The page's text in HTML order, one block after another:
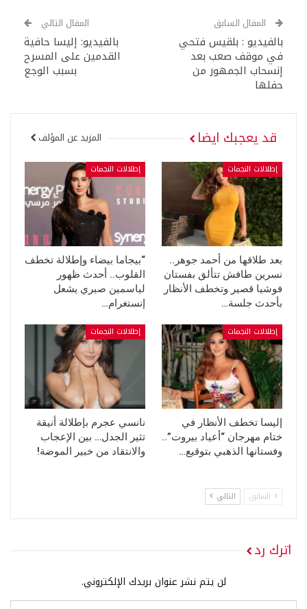
المقال السابق
بالفيديو : بلقيس فتحي
في موقف صعب بعد
إنسحاب الجمهور من
حفلها
المقال التالي
بالفيديو: إليسا حافية
القدمين على المسرح
بسبب الوجع
قد يعجبك ايضا المزيد عن المؤلف
إطلالات النجمات
بعد طلاقها من أحمد جوهر..
نسرين طافش تتألق بفستان
فوشيا قصير وتخطف الأنظار
بأحدث جلسة…
إطلالات النجمات
“بيجاما بيضاء وإطلالة تخطف
القلوب.. أحدث ظهور
لياسمين صبري يشعل
إنستغرام…
إطلالات النجمات
إليسا تخطف الأنظار في
ختام مهرجان “أعياد بيروت”..
وفستانها الذهبي بتوقيع…
إطلالات النجمات
نانسي عجرم بإطلالة أنيقة
تثير الجدل… بين الإعجاب
والانتقاد من خبير الموضة!
السابق التالي
اترك رد
لن يتم نشر عنوان بريدك الإلكتروني.